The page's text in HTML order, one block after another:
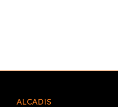
ALCADIS